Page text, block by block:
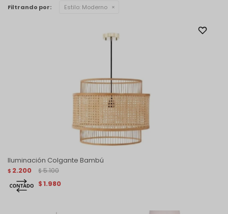
Filtrando por: Estilo: Moderno
Iluminación Colgante Bambú
$ 2.200 $ 5.100
$1.980